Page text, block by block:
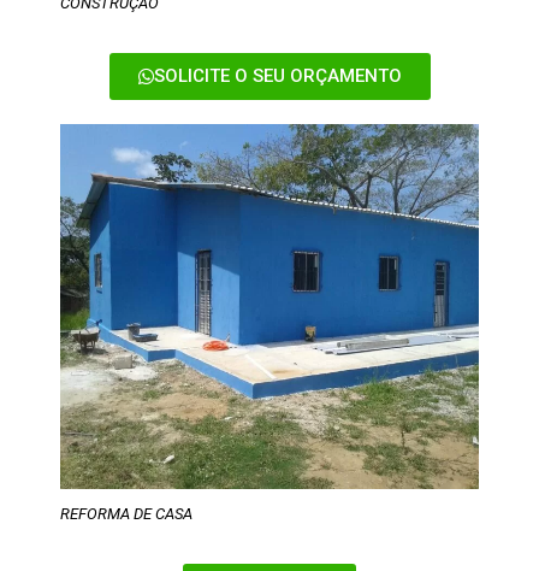
SOLICITE O SEU ORÇAMENTO
REFORMA DE CASA